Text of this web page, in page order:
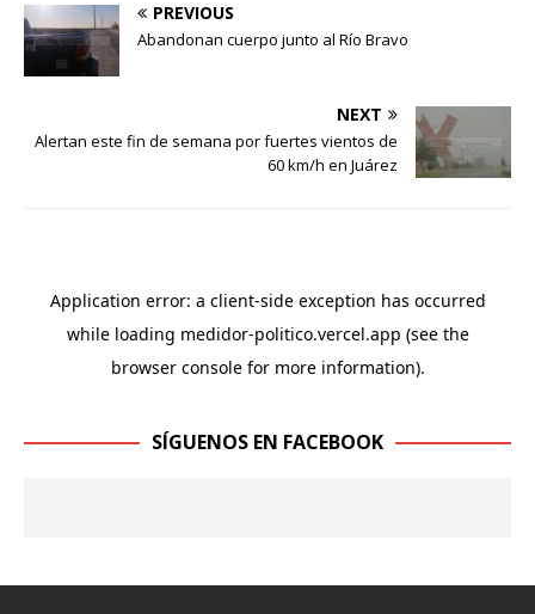
PREVIOUS
Abandonan cuerpo junto al Río Bravo
NEXT
Alertan este fin de semana por fuertes vientos de
60 km/h en Juárez
SÍGUENOS EN FACEBOOK